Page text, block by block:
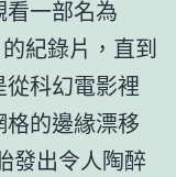
一部名為
紀錄片，直到
科幻電影裡
的邊緣漂移
發出令人陶醉